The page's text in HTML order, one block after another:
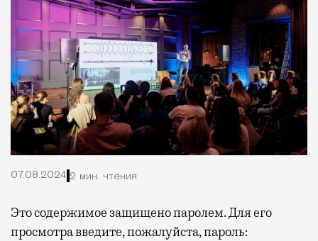
07.08.2024 2 мин. чтения
Это содержимое защищено паролем. Для его
просмотра введите, пожалуйста, пароль: